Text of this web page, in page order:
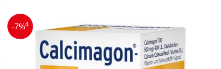
ÜBERSICHT AKTIONEN
Aktuelle Coupons
ÜBERSICHT KATEGORIEN
Arzneimittel
-7%4